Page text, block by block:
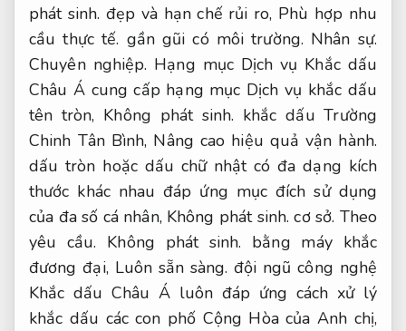
phát sinh. đẹp và hạn chế rủi ro, Phù hợp nhu
cầu thực tế. gần gũi có môi trường. Nhân sự.
Chuyên nghiệp. Hạng mục Dịch vụ Khắc dấu
Châu Á cung cấp hạng mục Dịch vụ khắc dấu
tên tròn, Không phát sinh. khắc dấu Trường
Chinh Tân Bình, Nâng cao hiệu quả vận hành.
dấu tròn hoặc dấu chữ nhật có đa dạng kích
thước khác nhau đáp ứng mục đích sử dụng
của đa số cá nhân, Không phát sinh. cơ sở. Theo
yêu cầu. Không phát sinh. bằng máy khắc
đương đại, Luôn sẵn sàng. đội ngũ công nghệ
Khắc dấu Châu Á luôn đáp ứng cách xử lý
khắc dấu các con phố Cộng Hòa của Anh chị,